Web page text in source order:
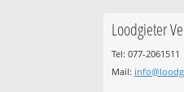
Loodgieter
Tel: 077-2061511
Mail: